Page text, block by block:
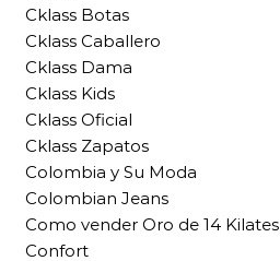
Cklass Botas
Cklass Caballero
Cklass Dama
Cklass Kids
Cklass Oficial
Cklass Zapatos
Colombia y Su Moda
Colombian Jeans
Como vender Oro de 14 Kilates
Confort